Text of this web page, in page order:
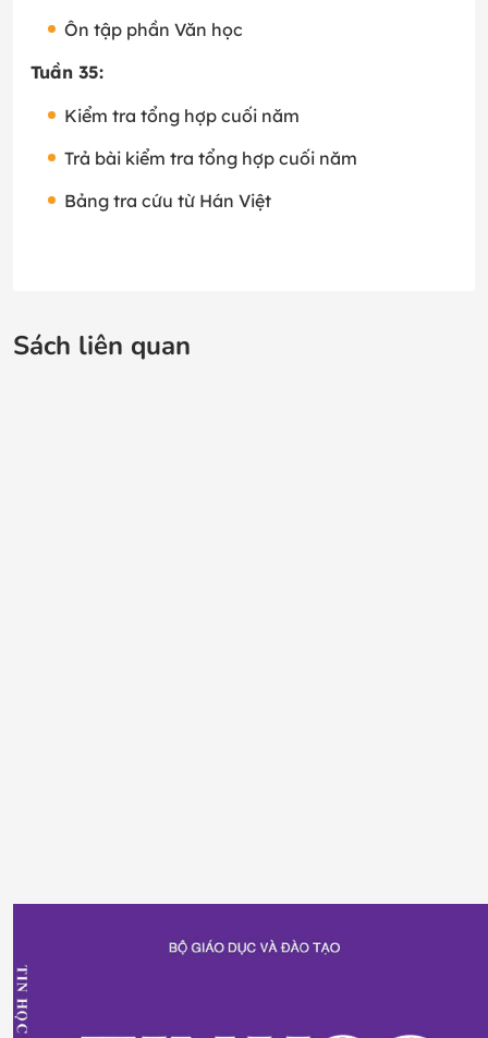
Ôn tập phần Văn học
Tuần 35:
Kiểm tra tổng hợp cuối năm
Trả bài kiểm tra tổng hợp cuối năm
Bảng tra cứu từ Hán Việt
Sách liên quan